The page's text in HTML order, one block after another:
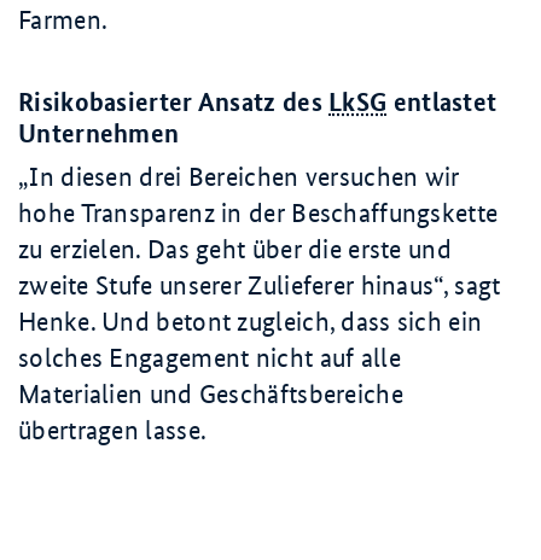
Farmen.
Risikobasierter Ansatz des LkSG entlastet
Unternehmen
In diesen drei Bereichen versuchen wir
hohe Transparenz in der Beschaffungskette
zu erzielen. Das geht über die erste und
zweite Stufe unserer Zulieferer hinaus , sagt
Henke. Und betont zugleich, dass sich ein
solches Engagement nicht auf alle
Materialien und Geschäftsbereiche
übertragen lasse.